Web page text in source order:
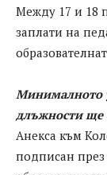
Между 17 и 18
заплати на
Минималното
длъжности ще
Анекса към
подписан